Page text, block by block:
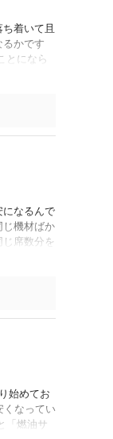
着いて且
かです
とになら
になるんで
じ機材ばか
席数分を
には大型
てるな
対応しや
始めてお
くなってい
「燃油サ